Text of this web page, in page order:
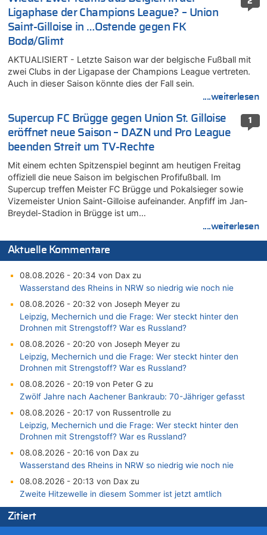
Ligaphase der Champions League? – Union
Saint-Gilloise in …Ostende gegen FK
Bodø/Glimt
AKTUALISIERT - Letzte Saison war der belgische Fußball mit
zwei Clubs in der Ligapase der Champions League vertreten.
Auch in dieser Saison könnte dies der Fall sein.
....weiterlesen
1
Supercup FC Brügge gegen Union St. Gilloise
eröffnet neue Saison – DAZN und Pro League
beenden Streit um TV-Rechte
Mit einem echten Spitzenspiel beginnt am heutigen Freitag
offiziell die neue Saison im belgischen Profifußball. Im
Supercup treffen Meister FC Brügge und Pokalsieger sowie
Vizemeister Union Saint-Gilloise aufeinander. Anpfiff im Jan-
Breydel-Stadion in Brügge ist um…
....weiterlesen
Aktuelle Kommentare
08.08.2026 - 20:34 von Dax zu
Wasserstand des Rheins in NRW so niedrig wie noch nie
08.08.2026 - 20:32 von Joseph Meyer zu
Leipzig, Mechernich und die Frage: Wer steckt hinter den
Drohnen mit Strengstoff? War es Russland?
08.08.2026 - 20:20 von Joseph Meyer zu
Leipzig, Mechernich und die Frage: Wer steckt hinter den
Drohnen mit Strengstoff? War es Russland?
08.08.2026 - 20:19 von Peter G zu
Zwölf Jahre nach Aachener Bankraub: 70-Jähriger gefasst
08.08.2026 - 20:17 von Russentrolle zu
Leipzig, Mechernich und die Frage: Wer steckt hinter den
Drohnen mit Strengstoff? War es Russland?
08.08.2026 - 20:16 von Dax zu
Wasserstand des Rheins in NRW so niedrig wie noch nie
08.08.2026 - 20:13 von Dax zu
Zweite Hitzewelle in diesem Sommer ist jetzt amtlich
08.08.2026 - 20:09 von Dax zu
Zweite Hitzewelle in diesem Sommer ist jetzt amtlich
Zitiert